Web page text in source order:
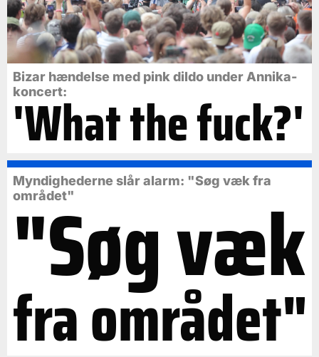
Bizar hændelse med pink dildo under Annika-
koncert:
'What the fuck?'
Myndighederne slår alarm: "Søg væk fra
området"
"Søg væk
fra området"